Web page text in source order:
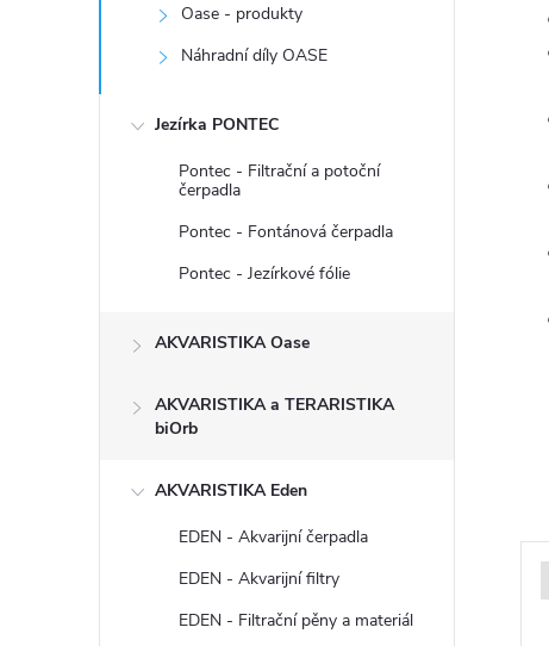
Oase - produkty
Náhradní díly OASE
Jezírka PONTEC
Pontec - Filtrační a potoční
čerpadla
Pontec - Fontánová čerpadla
Pontec - Jezírkové fólie
AKVARISTIKA Oase
AKVARISTIKA a TERARISTIKA
biOrb
AKVARISTIKA Eden
EDEN - Akvarijní čerpadla
EDEN - Akvarijní filtry
EDEN - Filtrační pěny a materiál